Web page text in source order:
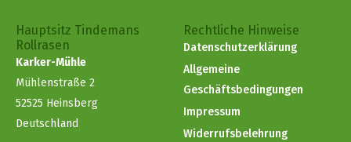
Hauptsitz Tindemans
Rollrasen
Karker-Mühle
Mühlenstraße 2
52525 Heinsberg
Deutschland
Rechtliche Hinweise
Datenschutzerklärung
Allgemeine
Geschäftsbedingungen
Impressum
Widerrufsbelehrung